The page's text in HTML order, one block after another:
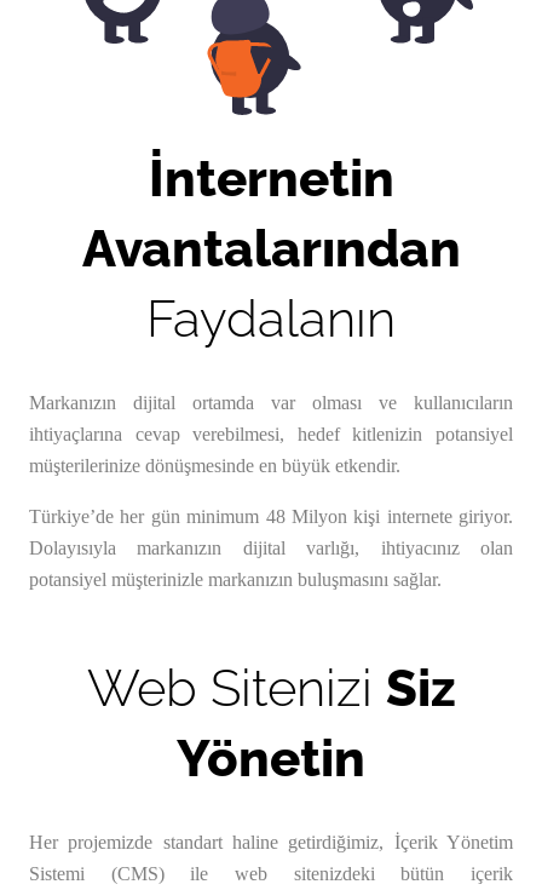
İnternetin
Avantalarından
Faydalanın
Markanızın dijital ortamda var olması ve kullanıcıların
ihtiyaçlarına cevap verebilmesi, hedef kitlenizin potansiyel
müşterilerinize dönüşmesinde en büyük etkendir.
Türkiye’de her gün minimum 48 Milyon kişi internete giriyor.
Dolayısıyla markanızın dijital varlığı, ihtiyacınız olan
potansiyel müşterinizle markanızın buluşmasını sağlar.
Web Sitenizi Siz
Yönetin
Her projemizde standart haline getirdiğimiz, İçerik Yönetim
Sistemi (CMS) ile web sitenizdeki bütün içerik